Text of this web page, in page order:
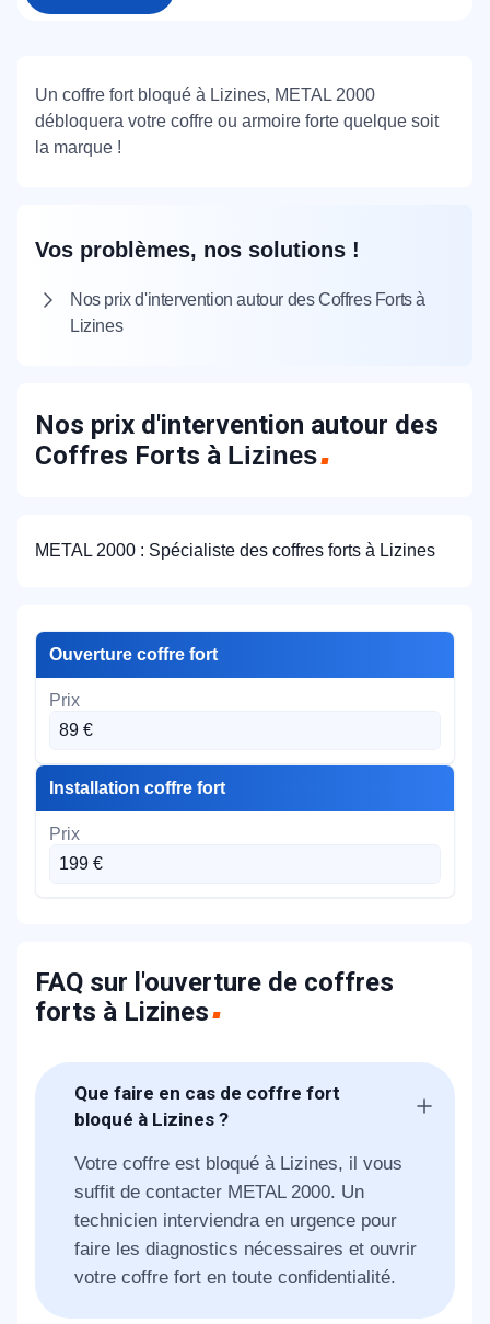
Un coffre fort bloqué à Lizines, METAL 2000
débloquera votre coffre ou armoire forte quelque soit
la marque !
Vos problèmes, nos solutions !
Nos prix d'intervention autour des Coffres Forts à
Lizines
Nos prix d'intervention autour des
Coffres Forts à Lizines
METAL 2000 : Spécialiste des coffres forts à Lizines
Ouverture coffre fort
89 €
Installation coffre fort
199 €
FAQ sur l'ouverture de coffres
forts à Lizines
Que faire en cas de coffre fort
bloqué à Lizines ?
Votre coffre est bloqué à Lizines, il vous
suffit de contacter METAL 2000. Un
technicien interviendra en urgence pour
faire les diagnostics nécessaires et ouvrir
votre coffre fort en toute confidentialité.